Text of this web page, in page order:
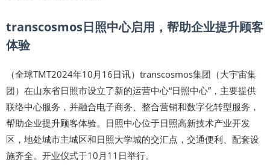
transcosmos日照中心启用，帮助企业提升顾客
体验
（全球TMT2024年10月16日讯）transcosmos集团（大宇宙集
团）在山东省日照市设立了新的运营中心“日照中心”，主要提供
联络中心服务，并融合电子商务、整合营销和数字化转型服务，
帮助企业提升顾客体验。日照中心位于日照高新技术产业开发
区，地处城市主城区和日照大学城的交汇点，交通便利、配套设
施齐全。开业仪式于10月11日举行。